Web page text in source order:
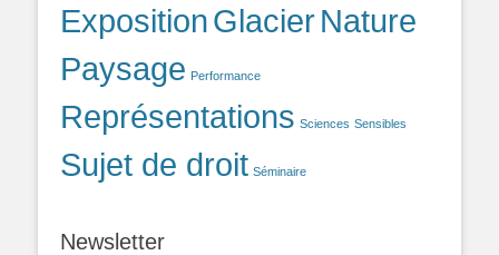
ExpositionGlacierNature
Paysage Performance
Représentations Sciences Sensibles
Sujet de droit Séminaire
Newsletter